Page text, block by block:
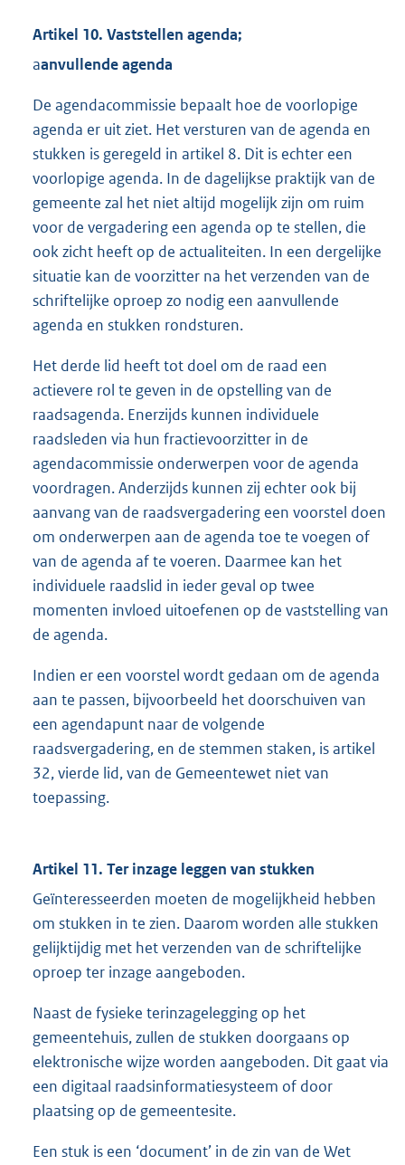
Artikel 10. Vaststellen agenda;
aanvullende agenda
De agendacommissie bepaalt hoe de voorlopige
agenda er uit ziet. Het versturen van de agenda en
stukken is geregeld in artikel 8. Dit is echter een
voorlopige agenda. In de dagelijkse praktijk van de
gemeente zal het niet altijd mogelijk zijn om ruim
voor de vergadering een agenda op te stellen, die
ook zicht heeft op de actualiteiten. In een dergelijke
situatie kan de voorzitter na het verzenden van de
schriftelijke oproep zo nodig een aanvullende
agenda en stukken rondsturen.
Het derde lid heeft tot doel om de raad een
actievere rol te geven in de opstelling van de
raadsagenda. Enerzijds kunnen individuele
raadsleden via hun fractievoorzitter in de
agendacommissie onderwerpen voor de agenda
voordragen. Anderzijds kunnen zij echter ook bij
aanvang van de raadsvergadering een voorstel doen
om onderwerpen aan de agenda toe te voegen of
van de agenda af te voeren. Daarmee kan het
individuele raadslid in ieder geval op twee
momenten invloed uitoefenen op de vaststelling van
de agenda.
Indien er een voorstel wordt gedaan om de agenda
aan te passen, bijvoorbeeld het doorschuiven van
een agendapunt naar de volgende
raadsvergadering, en de stemmen staken, is artikel
32, vierde lid, van de Gemeentewet niet van
toepassing.
Artikel 11. Ter inzage leggen van stukken
Geïnteresseerden moeten de mogelijkheid hebben
om stukken in te zien. Daarom worden alle stukken
gelijktijdig met het verzenden van de schriftelijke
oproep ter inzage aangeboden.
Naast de fysieke terinzagelegging op het
gemeentehuis, zullen de stukken doorgaans op
elektronische wijze worden aangeboden. Dit gaat via
een digitaal raadsinformatiesysteem of door
plaatsing op de gemeentesite.
Een stuk is een ‘document’ in de zin van de Wet